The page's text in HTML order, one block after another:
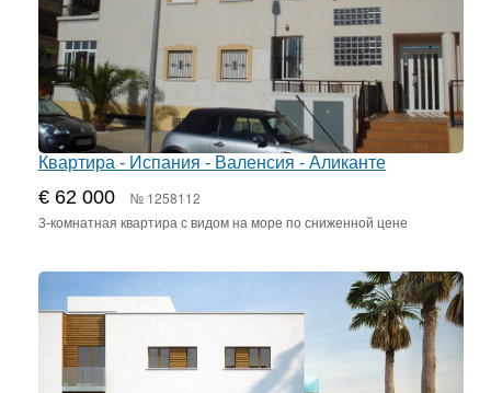
Квартира - Испания - Валенсия - Аликанте
€ 62 000 № 1258112
3-комнатная квартира с видом на море по сниженной цене